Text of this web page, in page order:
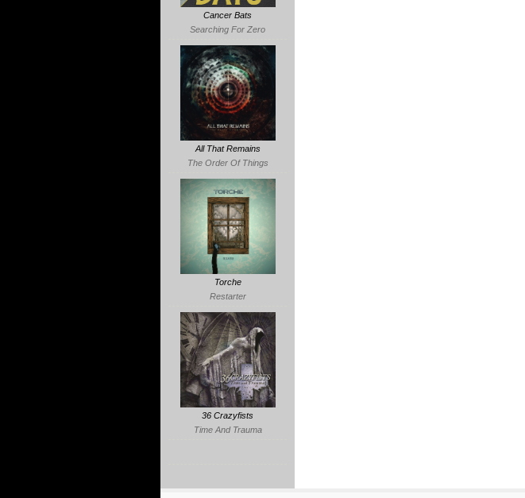
Cancer Bats
Searching For Zero
All That Remains
The Order Of Things
Torche
Restarter
36 Crazyfists
Time And Trauma